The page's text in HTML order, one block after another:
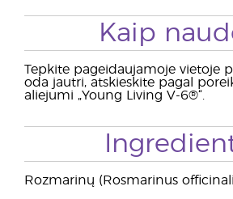
Kaip
Tepkite pageidaujamoje vietoje
oda jautri, atskieskite pagal
aliejumi „Young Living V-6®“.
Rozmarinų (Rosmarinus